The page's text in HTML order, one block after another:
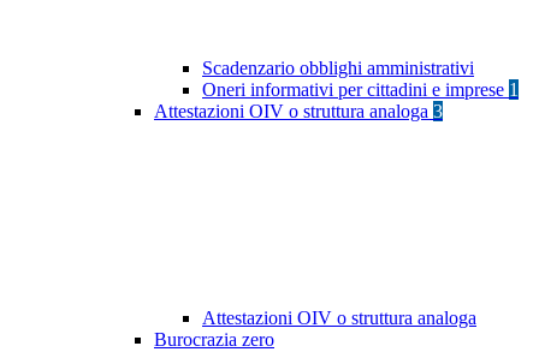
Scadenzario obblighi amministrativi
Oneri informativi per cittadini e imprese 1
Attestazioni OIV o struttura analoga 3
Attestazioni OIV o struttura analoga
Burocrazia zero